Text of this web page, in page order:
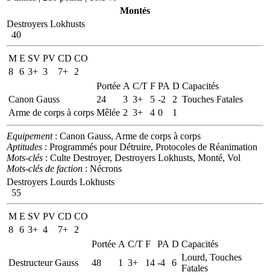
Montés
Destroyers Lokhusts
40
M E SV PV CD CO
8 6 3+ 3 7+
2
Portée A C/T F PA D Capacités
Canon Gauss
24 3 3+ 5 -2 2 Touches Fatales
Arme de corps à corps Mêlée 2 3+ 4 0 1
Equipement: Canon Gauss, Arme de corps à corps
Aptitudes : Programmés pour Détruire, Protocoles de Réanimation
Mots-clés : Culte Destroyer, Destroyers Lokhusts, Monté, Vol
Mots-clés de faction : Nécrons
Destroyers Lourds Lokhusts
55
M E SV PV CD CO
8 6 3+ 4 7+
2
Portée A C/T F PA D Capacités
Destructeur Gauss
48 1 3+ 14 -4 6
Lourd, Touches
Fatales